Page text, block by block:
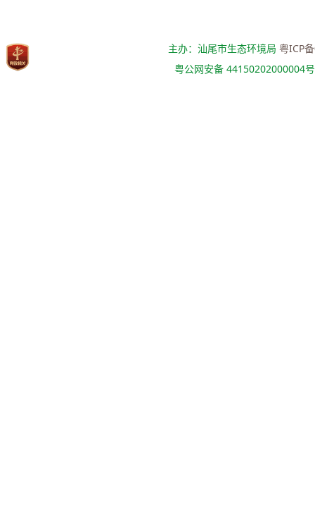
主办：汕尾市生态环境局粤ICP
粤公网安备 44150202000004号